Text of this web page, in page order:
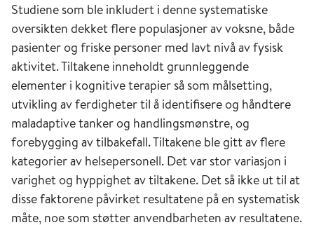
Studiene som ble inkludert i denne systematiske
oversikten dekket flere populasjoner av voksne, både
pasienter og friske personer med lavt nivå av fysisk
aktivitet. Tiltakene inneholdt grunnleggende
elementer i kognitive terapier så som målsetting,
utvikling av ferdigheter til å identifisere og håndtere
maladaptive tanker og handlingsmønstre, og
forebygging av tilbakefall. Tiltakene ble gitt av flere
kategorier av helsepersonell. Det var stor variasjon i
varighet og hyppighet av tiltakene. Det så ikke ut til at
disse faktorene påvirket resultatene på en systematisk
måte, noe som støtter anvendbarheten av resultatene.